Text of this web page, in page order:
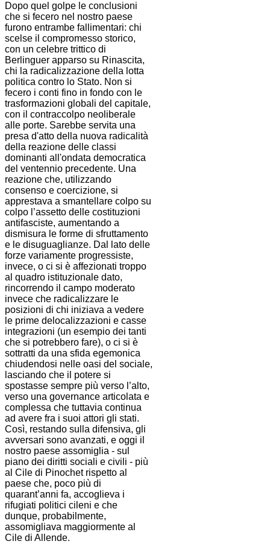
Dopo quel golpe le conclusioni
che si fecero nel nostro paese
furono entrambe fallimentari: chi
scelse il compromesso storico,
con un celebre trittico di
Berlinguer apparso su Rinascita,
chi la radicalizzazione della lotta
politica contro lo Stato. Non si
fecero i conti fino in fondo con le
trasformazioni globali del capitale,
con il contraccolpo neoliberale
alle porte. Sarebbe servita una
presa d'atto della nuova radicalità
della reazione delle classi
dominanti all'ondata democratica
del ventennio precedente. Una
reazione che, utilizzando
consenso e coercizione, si
apprestava a smantellare colpo su
colpo l’assetto delle costituzioni
antifasciste, aumentando a
dismisura le forme di sfruttamento
e le disuguaglianze. Dal lato delle
forze variamente progressiste,
invece, o ci si è affezionati troppo
al quadro istituzionale dato,
rincorrendo il campo moderato
invece che radicalizzare le
posizioni di chi iniziava a vedere
le prime delocalizzazioni e casse
integrazioni (un esempio dei tanti
che si potrebbero fare), o ci si è
sottratti da una sfida egemonica
chiudendosi nelle oasi del sociale,
lasciando che il potere si
spostasse sempre più verso l’alto,
verso una governance articolata e
complessa che tuttavia continua
ad avere fra i suoi attori gli stati.
Così, restando sulla difensiva, gli
avversari sono avanzati, e oggi il
nostro paese assomiglia - sul
piano dei diritti sociali e civili - più
al Cile di Pinochet rispetto al
paese che, poco più di
quarant’anni fa, accoglieva i
rifugiati politici cileni e che
dunque, probabilmente,
assomigliava maggiormente al
Cile di Allende.